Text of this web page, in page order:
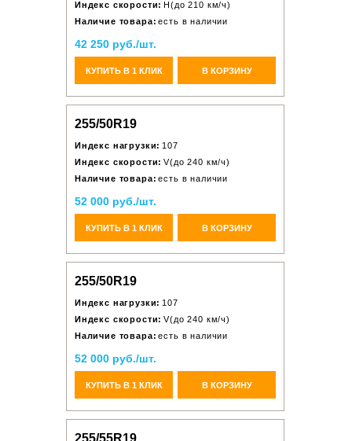
Индекс скорости: H(до 210 км/ч)
Наличие товара: есть в наличии
42 250 руб./шт.
КУПИТЬ В 1 КЛИК В КОРЗИНУ
255/50R19
Индекс нагрузки: 107
Индекс скорости: V(до 240 км/ч)
Наличие товара: есть в наличии
52 000 руб./шт.
КУПИТЬ В 1 КЛИК В КОРЗИНУ
255/50R19
Индекс нагрузки: 107
Индекс скорости: V(до 240 км/ч)
Наличие товара: есть в наличии
52 000 руб./шт.
КУПИТЬ В 1 КЛИК В КОРЗИНУ
255/55R19